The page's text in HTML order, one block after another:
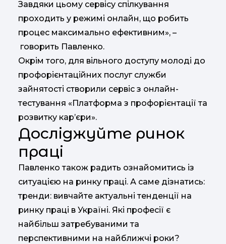
Завдяки цьому сервісу спілкування
проходить у режимі онлайн, що робить
процес максимально ефективним», –
говорить Павленко.
Окрім того, для вільного доступу молоді до
профорієнтаційних послуг служби
зайнятості створили сервіс з онлайн-
тестування «Платформа з профорієнтації та
розвитку кар’єри».
Досліджуйте ринок
праці
Павленко також радить ознайомитись із
ситуацією на ринку праці. А саме дізнатись:
тренди: вивчайте актуальні тенденції на
ринку праці в Україні. Які професії є
найбільш затребуваними та
перспективними на найближчі роки?